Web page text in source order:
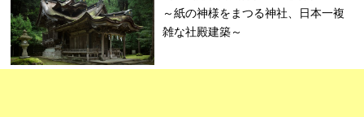
～紙の神様をまつる神社、日本一複
雑な社殿建築～